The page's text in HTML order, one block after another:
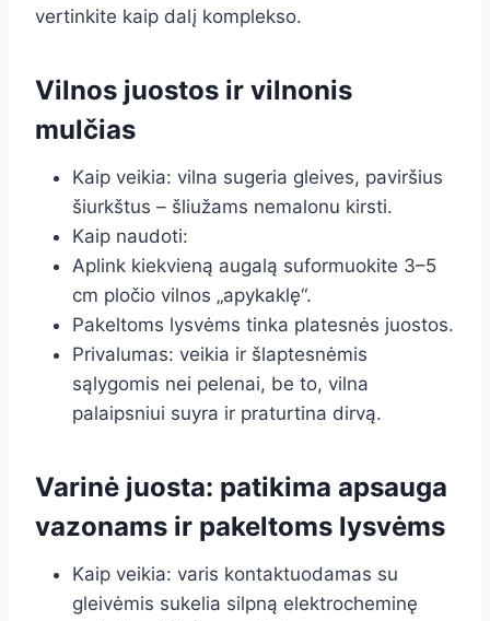
vertinkite kaip dalį komplekso.
Vilnos juostos ir vilnonis
mulčias
Kaip veikia: vilna sugeria gleives, paviršius
šiurkštus – šliužams nemalonu kirsti.
Kaip naudoti:
Aplink kiekvieną augalą suformuokite 3–5
cm pločio vilnos „apykaklę“.
Pakeltoms lysvėms tinka platesnės juostos.
Privalumas: veikia ir šlaptesnėmis
sąlygomis nei pelenai, be to, vilna
palaipsniui suyra ir praturtina dirvą.
Varinė juosta: patikima apsauga
vazonams ir pakeltoms lysvėms
Kaip veikia: varis kontaktuodamas su
gleivėmis sukelia silpną elektrocheminę